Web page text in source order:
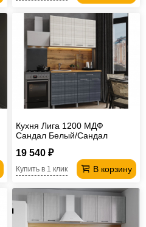
Кухня Лига 1200 МДФ
Сандал Белый/Сандал
19 540 ₽
В корзину
Купить в 1 клик